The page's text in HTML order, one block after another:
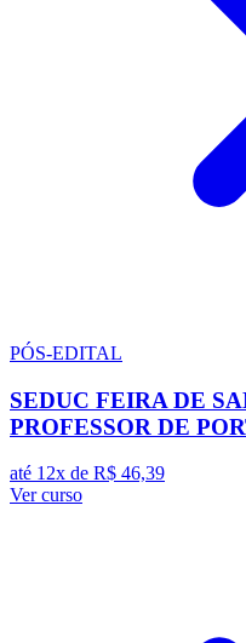
PÓS-EDITAL
SEDUC FEIRA DE
PROFESSOR DE
até 12x de R$ 46,39
Ver curso